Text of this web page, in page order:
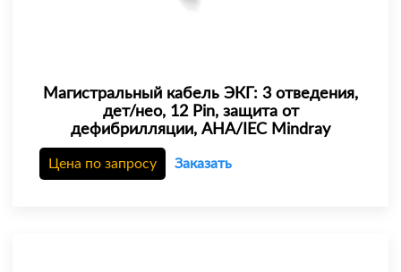
Магистральный кабель ЭКГ: 3 отведения,
дет/нео, 12 Pin, защита от
дефибрилляции, AHA/IEC Mindray
Цена по запросу Заказать